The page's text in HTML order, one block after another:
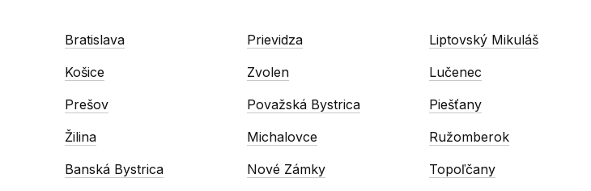
Bratislava
Košice
Prešov
Žilina
Banská Bystrica
Prievidza
Zvolen
Považská Bystrica
Michalovce
Nové Zámky
Liptovský Mikuláš
Lučenec
Piešťany
Ružomberok
Topoľčany